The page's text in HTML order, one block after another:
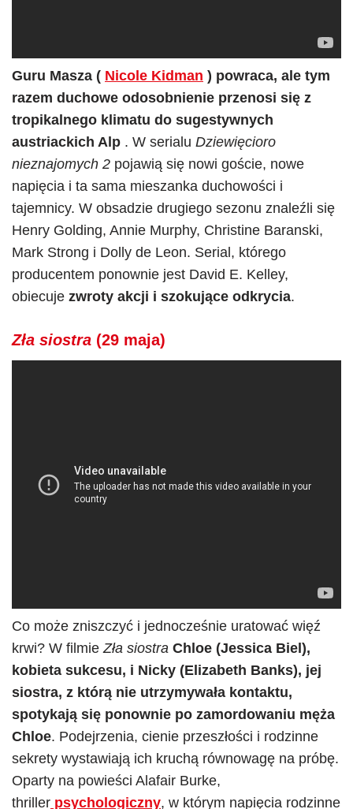
Guru Masza ( Nicole Kidman ) powraca, ale tym
razem duchowe odosobnienie przenosi się z
tropikalnego klimatu do sugestywnych
austriackich Alp . W serialu Dziewięcioro
nieznajomych 2 pojawią się nowi goście, nowe
napięcia i ta sama mieszanka duchowości i
tajemnicy. W obsadzie drugiego sezonu znaleźli się
Henry Golding, Annie Murphy, Christine Baranski,
Mark Strong i Dolly de Leon. Serial, którego
producentem ponownie jest David E. Kelley,
obiecuje zwroty akcji i szokujące odkrycia.
Zła siostra (29 maja)
Co może zniszczyć i jednocześnie uratować więź
krwi? W filmie Zła siostra Chloe (Jessica Biel),
kobieta sukcesu, i Nicky (Elizabeth Banks), jej
siostra, z którą nie utrzymywała kontaktu,
spotykają się ponownie po zamordowaniu męża
Chloe. Podejrzenia, cienie przeszłości i rodzinne
sekrety wystawiają ich kruchą równowagę na próbę.
Oparty na powieści Alafair Burke,
thriller psychologiczny, w którym napięcia rodzinne